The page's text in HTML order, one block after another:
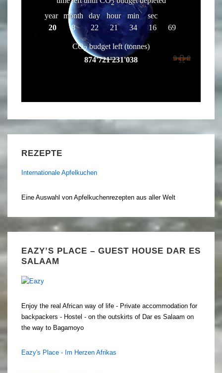
REZEPTE
Internationale Apfelkuchen
Eine Auswahl von Apfelkuchenrezepten aus aller Welt
EAZY’S PLACE – GUEST HOUSE DAR ES
SALAAM
Enjoy the real African way of life - Private accommodation for
backpackers - Hostel - on the outskirts of Dar es Salaam on
the way to Bagamoyo
Eazy's Place - Im Herzen Afrikas